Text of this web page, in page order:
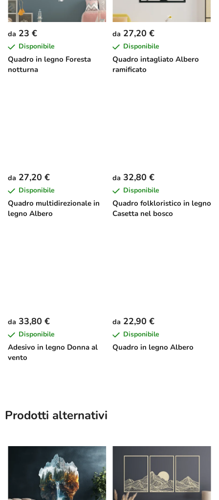
Quadro in legno Foresta
notturna
da 23 €
Disponibile
Quadro intagliato Albero
ramificato
da 27,20 €
Disponibile
Quadro multidirezionale in
legno Albero
da 27,20 €
Disponibile
Quadro folkloristico in legno
Casetta nel bosco
da 32,80 €
Disponibile
Adesivo in legno Donna al
vento
da 33,80 €
Disponibile
Quadro in legno Albero
da 22,90 €
Disponibile
Prodotti alternativi